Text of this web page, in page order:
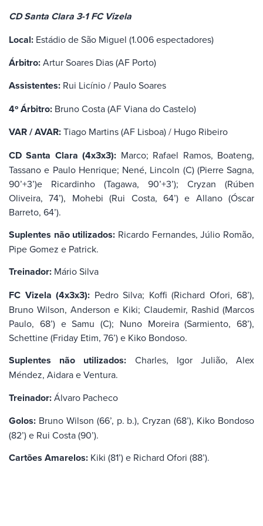
CD Santa Clara 3-1 FC Vizela
Local: Estádio de São Miguel (1.006 espectadores)
Árbitro:Artur Soares Dias (AF Porto)
Assistentes: Rui Licínio / Paulo Soares
4º Árbitro: Bruno Costa (AF Viana do Castelo)
VAR / AVAR:Tiago Martins (AF Lisboa) / Hugo Ribeiro
CD Santa Clara (4x3x3): Marco; Rafael Ramos, Boateng,
Tassano e Paulo Henrique; Nené, Lincoln (C) (Pierre Sagna,
90’+3’)e Ricardinho (Tagawa, 90’+3’); Cryzan (Rúben
Oliveira, 74’), Mohebi (Rui Costa, 64’) e Allano (Óscar
Barreto, 64’).
Suplentes não utilizados: Ricardo Fernandes, Júlio Romão,
Pipe Gomez e Patrick.
Treinador: Mário Silva
FC Vizela (4x3x3): Pedro Silva; Koffi (Richard Ofori, 68’),
Bruno Wilson, Anderson e Kiki; Claudemir, Rashid (Marcos
Paulo, 68’) e Samu (C); Nuno Moreira (Sarmiento, 68’),
Schettine (Friday Etim, 76’) e Kiko Bondoso.
Suplentes não utilizados: Charles, Igor Julião, Alex
Méndez, Aidara e Ventura.
Treinador:Álvaro Pacheco
Golos: Bruno Wilson (66’, p. b.), Cryzan (68’), Kiko Bondoso
(82’) e Rui Costa (90’).
Cartões Amarelos: Kiki (81’) e Richard Ofori (88’).